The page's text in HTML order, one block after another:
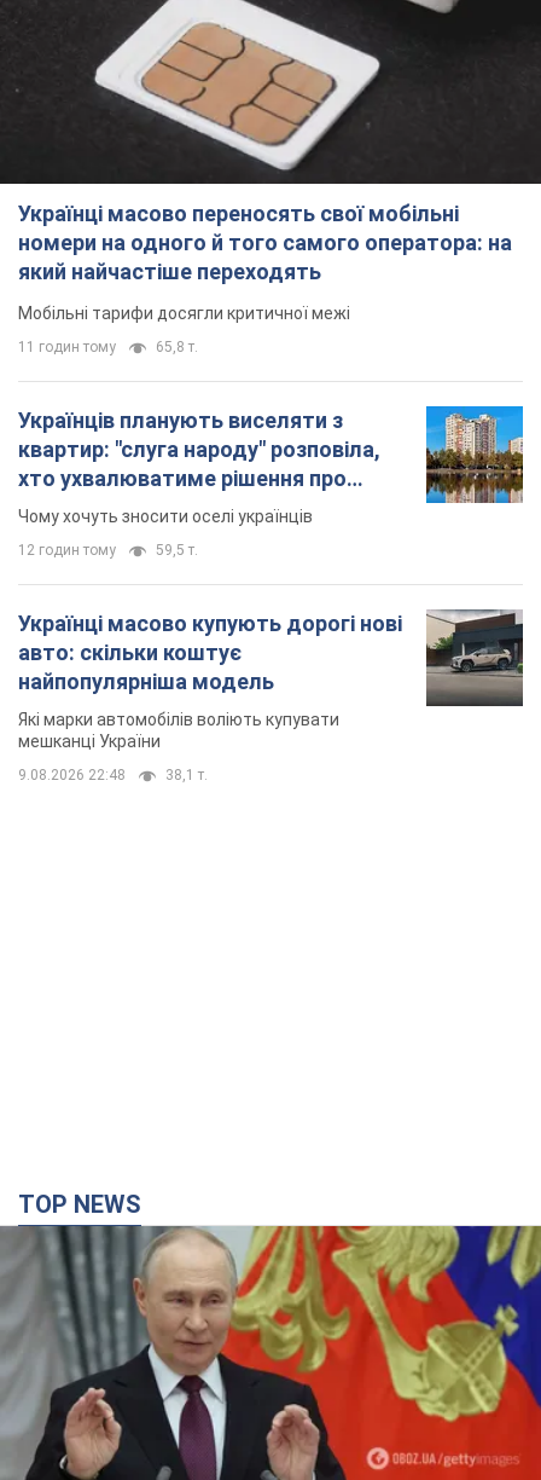
Українці масово переносять свої мобільні
номери на одного й того самого оператора: на
який найчастіше переходять
Мобільні тарифи досягли критичної межі
11 годин тому 65,8 т.
Українців планують виселяти з
квартир: "слуга народу" розповіла,
хто ухвалюватиме рішення про
знесення будинків
Чому хочуть зносити оселі українців
12 годин тому 59,5 т.
Українці масово купують дорогі нові
авто: скільки коштує
найпопулярніша модель
Які марки автомобілів воліють купувати
мешканці України
9.08.2026 22:48 38,1 т.
TOP NEWS